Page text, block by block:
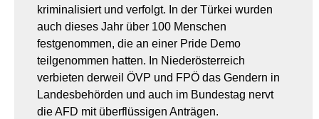
kriminalisiert und verfolgt. In der Türkei wurden
auch dieses Jahr über 100 Menschen
festgenommen, die an einer Pride Demo
teilgenommen hatten. In Niederösterreich
verbieten derweil ÖVP und FPÖ das Gendern in
Landesbehörden und auch im Bundestag nervt
die AFD mit überflüssigen Anträgen.